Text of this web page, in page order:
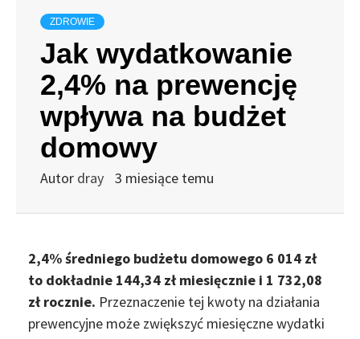
ZDROWIE
Jak wydatkowanie
2,4% na prewencję
wpływa na budżet
domowy
Autor dray 3 miesiące temu
2,4% średniego budżetu domowego 6 014 zł
to dokładnie 144,34 zł miesięcznie i 1 732,08
zł rocznie. Przeznaczenie tej kwoty na działania
prewencyjne może zwiększyć miesięczne wydatki